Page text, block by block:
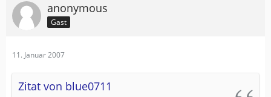
anonymous
Gast
11. Januar 2007
Zitat von blue0711